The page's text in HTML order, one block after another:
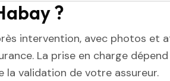
?
intervention, avec photos et
La prise en charge
validation de votre assureur.